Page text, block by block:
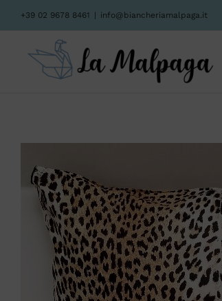
al
contenuto
+39 02 9678 8461 info@biancheriamalpaga.it